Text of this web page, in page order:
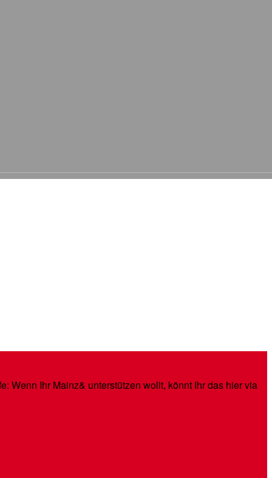
Wenn Ihr Mainz& unterstützen wollt, könnt Ihr das hier via